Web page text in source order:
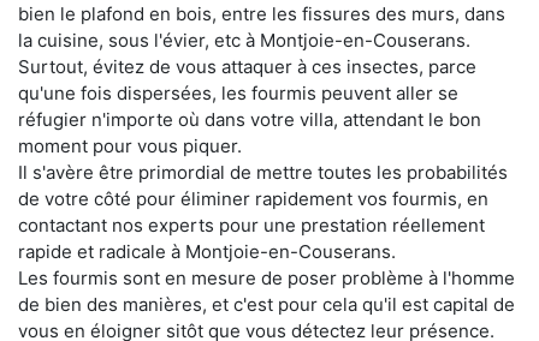
bien le plafond en bois, entre les fissures des murs, dans
la cuisine, sous l'évier, etc à Montjoie-en-Couserans.
Surtout, évitez de vous attaquer à ces insectes, parce
qu'une fois dispersées, les fourmis peuvent aller se
réfugier n'importe où dans votre villa, attendant le bon
moment pour vous piquer.
Il s'avère être primordial de mettre toutes les probabilités
de votre côté pour éliminer rapidement vos fourmis, en
contactant nos experts pour une prestation réellement
rapide et radicale à Montjoie-en-Couserans.
Les fourmis sont en mesure de poser problème à l'homme
de bien des manières, et c'est pour cela qu'il est capital de
vous en éloigner sitôt que vous détectez leur présence.